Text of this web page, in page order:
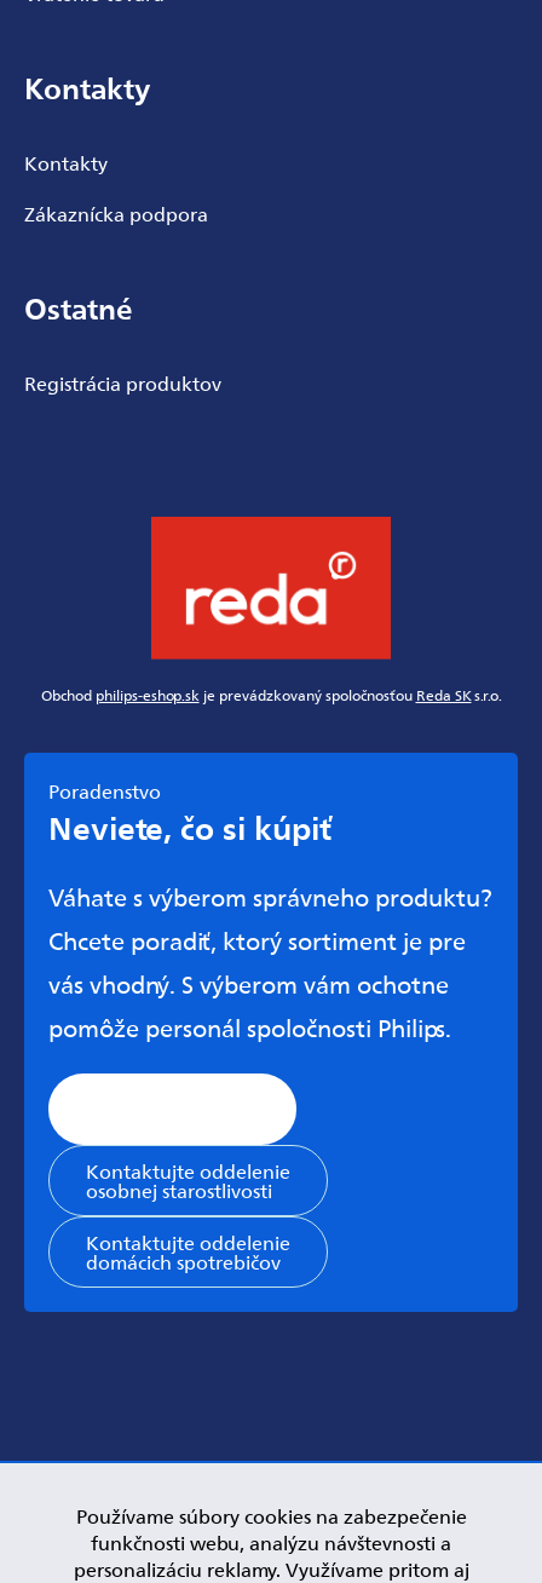
Používame súbory cookies na zabezpečenie
funkčnosti webu, analýzu návštevnosti a
personalizáciu reklamy. Využívame pritom aj
Kontakty
Kontakty
Zákaznícka podpora
Ostatné
Registrácia produktov
Obchod philips-eshop.sk je prevádzkovaný spoločnosťou Reda SKs.r.o.
Poradenstvo
Neviete, čo si kúpiť
Váhate s výberom správneho produktu?
Chcete poradiť, ktorý sortiment je pre
vás vhodný. S výberom vám ochotne
pomôže personál spoločnosti Philips.
Kontaktujte oddelenie
osobnej starostlivosti
Kontaktujte oddelenie
domácich spotrebičov